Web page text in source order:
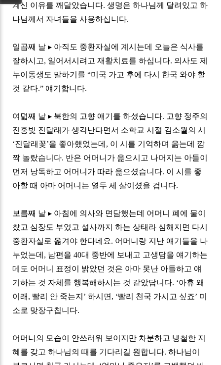
계신 이유를 깨달았습니다.생명은 하나님께 달려있고 하
나님께서 자녀들을 사용하십니다.
일곱째 날▸ 아직도 중환자실에 계시는데 오늘은 식사를
잘하시고, 일어서시려고 재활치료를 하십니다. 의사도 제
누이동생도 말하기를“미국 가고 후에 다시 한국 와야 할
것 같다.” 얘기합니다.
여덟째 날▸ 북한의 고향 얘기를 하셨습니다. 고향 정주의
진홍빛 진달래가 생각난다면서 소학교 시절 김소월의 시
‘진달래꽃’을 좋아했었는데 , 이 시를 기억하며 읊는데 깜
짝 놀랐습니다. 반은 어머니가 읊으시고 나머지는 아들이
먼저 낭독하고 어머니가 따라 읊으셨습니다. 이 시를 좋
아할 때 아마 어머니는 열두 세 살이셨을 겁니다.
보름째 날▸ 아침에 의사와 면담했는데 어머니 폐에 물이
찼고 심장도 부었고 설사까지 하는 상태라 심해지면 다시
중환자실로 옮겨야 한다네요. 어머니랑 지난 얘기들을 나
누었는데 , 남편을40대 중반에 보내고 고생담을 얘기하는
데도 어머니 표정이 밝았던 것은 아마 못난 아들하고 얘
기하는 것 자체를 행복해하시는 것 같았답니다. ‘아휴 왜
이래 , 빨리 안 죽는지 ’하시면 , ‘빨리 천국 가시고 싶죠’ 미
소로 맞장구칩니다.
어머니의 모습이 안쓰러워 보이지만 차분하고 냉철한 지
혜를 갖고 하나님의 때를 기다리길 원합니다.하나님이